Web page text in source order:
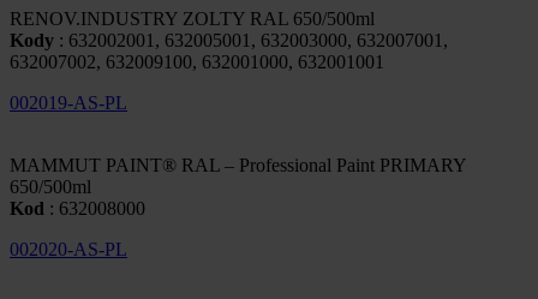
RENOV.INDUSTRY ZOLTY RAL 650/500ml
Kody : 632002001, 632005001, 632003000, 632007001,
632007002, 632009100, 632001000, 632001001
002019-AS-PL
MAMMUT PAINT® RAL – Professional Paint PRIMARY
650/500ml
Kod : 632008000
002020-AS-PL